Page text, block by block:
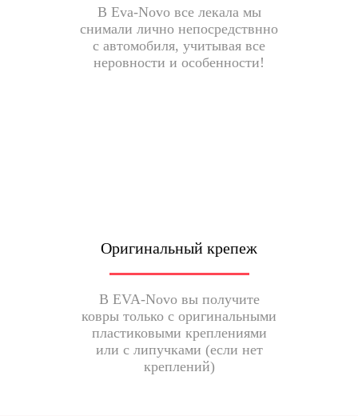
В Eva-Novo все лекала мы
снимали лично непосредствнно
с автомобиля, учитывая все
неровности и особенности!
Оригинальный крепеж
В EVA-Novo вы получите
ковры только с оригинальными
пластиковыми креплениями
или с липучками (если нет
креплений)